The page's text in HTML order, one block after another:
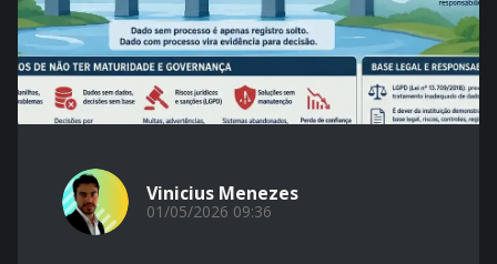
Vinicius Menezes
01/05/2026 09:36